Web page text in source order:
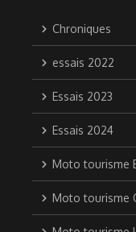
Chroniques
essais 2022
Essais 2023
Essais 2024
Moto tourisme
Moto tourisme